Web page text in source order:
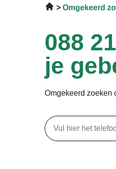
Omgekeerd
088
je
Omgekeerd zoeken